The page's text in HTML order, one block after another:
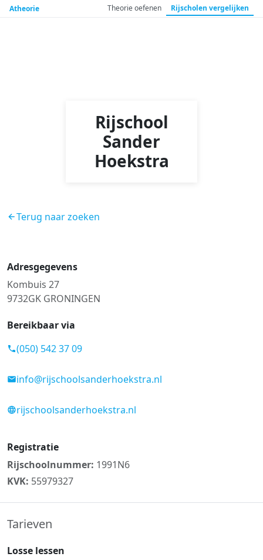
Atheorie Theorieoefenen Rijscholen vergelijken
Rijschool
Sander
Hoekstra
Terug naar zoeken
Adresgegevens
Kombuis 27
9732GK GRONINGEN
Bereikbaar via
(050) 542 37 09
info@rijschoolsanderhoekstra.nl
rijschoolsanderhoekstra.nl
Registratie
Rijschoolnummer: 1991N6
KVK: 55979327
Tarieven
Losse lessen